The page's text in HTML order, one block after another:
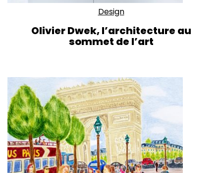
Design
Olivier Dwek, l’architecture au
sommet de l’art